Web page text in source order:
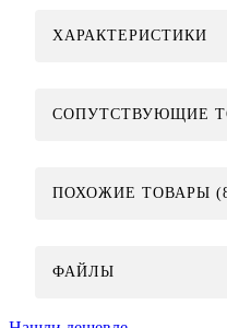
ХАРАКТЕРИСТИКИ
СОПУТСТВУЮЩИЕ
ПОХОЖИЕ ТОВАРЫ
ФАЙЛЫ